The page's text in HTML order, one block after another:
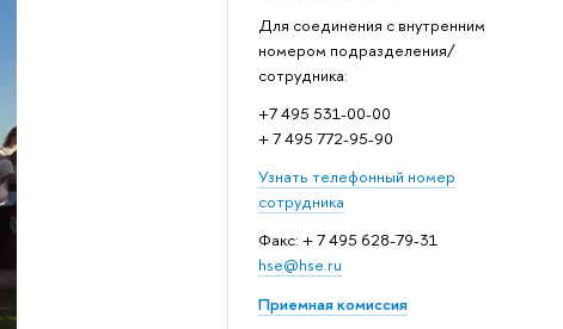
Для соединения с внутренним
номером подразделения/
сотрудника:
+7 495 531-00-00
+ 7 495 772-95-90
Узнать телефонный номер
сотрудника
Факс: + 7 495 628-79-31
hse@hse.ru
Приемная комиссия